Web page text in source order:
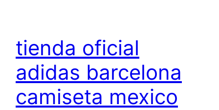
tienda oficial
adidas barcelona
camiseta mexico